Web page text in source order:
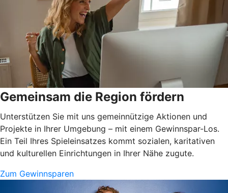
Gemeinsam die Region fördern
Unterstützen Sie mit uns gemeinnützige Aktionen und
Projekte in Ihrer Umgebung – mit einem Gewinnspar-Los.
Ein Teil Ihres Spieleinsatzes kommt sozialen, karitativen
und kulturellen Einrichtungen in Ihrer Nähe zugute.
Zum Gewinnsparen